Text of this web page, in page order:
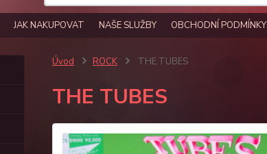
JAK NAKUPOVAT NAŠE SLUŽBY OBCHODNÍ PODMÍNKY
Úvod ROCK THE TUBES
THE TUBES